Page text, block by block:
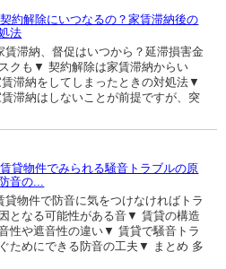
契約解除にいつなるの？家賃滞納後の
法
滞納、督促はいつから？延滞損害金
クも▼ 契約解除は家賃滞納からい
滞納をしてしまったときの対処法▼
賃滞納はしないことが前提ですが、突
賃貸物件でみられる騒音トラブルの原
音の...
物件で防音に気をつけなければトラ
となる可能性がある音▼ 賃貸の構造
性や遮音性の違い▼ 賃貸で騒音トラ
ためにできる防音の工夫▼ まとめ 多